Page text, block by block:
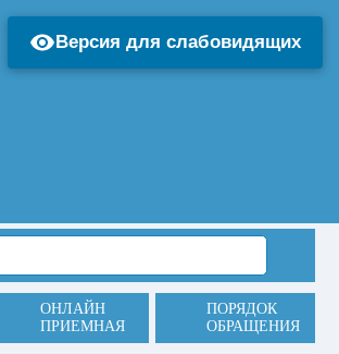
ОНЛАЙН
ПРИЕМНАЯ
ПОРЯДОК
ОБРАЩЕНИЯ
Версия для слабовидящих